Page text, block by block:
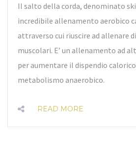
Il salto della corda, denominato
incredibile allenamento aerobico
attraverso cui riuscire ad allenare
muscolari. E’ un allenamento ad
per aumentare il dispendio
metabolismo anaerobico.
READ MORE